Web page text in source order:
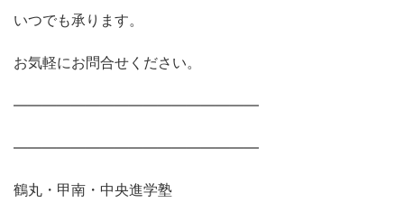
いつでも承ります。
お気軽にお問合せください。
―――――――――――――――――
―――――――――――――――――
鶴丸・甲南・中央進学塾